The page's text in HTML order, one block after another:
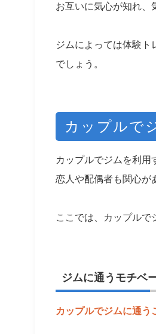
お互いに気心が知れ、
ジムによっては体験ト
でしょう。
カップルで
カップルでジムを利用
恋人や配偶者も関心が
ここでは、カップルで
ジムに通うモチベ
カップルでジムに通う